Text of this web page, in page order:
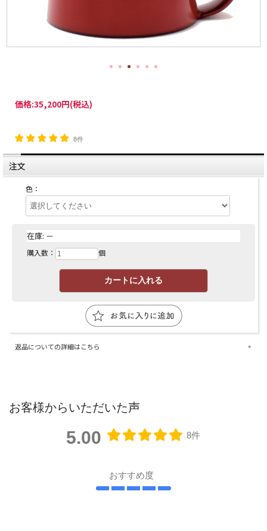
価格:35,200円(税込)
8件
注文
色：
在庫: －
購入数： 個
返品についての詳細はこちら
お客様からいただいた声
5.00 8件
おすすめ度